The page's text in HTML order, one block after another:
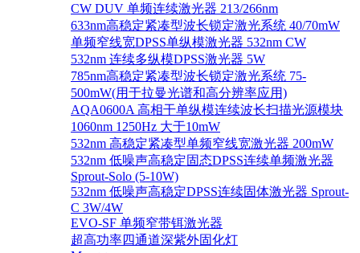
CW DUV 单频连续激光器 213/266nm
633nm高稳定紧凑型波长锁定激光系统 40/70mW
单频窄线宽DPSS单纵模激光器 532nm CW
532nm 连续多纵模DPSS激光器 5W
785nm高稳定紧凑型波长锁定激光系统 75-
500mW(用于拉曼光谱和高分辨率应用)
AQA0600A 高相干单纵模连续波长扫描光源模块
1060nm 1250Hz 大于10mW
532nm 高稳定紧凑型单频窄线宽激光器 200mW
532nm 低噪声高稳定固态DPSS连续单频激光器
Sprout‐Solo (5-10W)
532nm 低噪声高稳定DPSS连续固体激光器 Sprout-
C 3W/4W
EVO-SF 单频窄带铒激光器
超高功率四通道深紫外固化灯